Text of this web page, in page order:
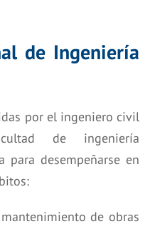
de Ingeniería
por el ingeniero civil
de ingeniería
desempeñarse en
de obras